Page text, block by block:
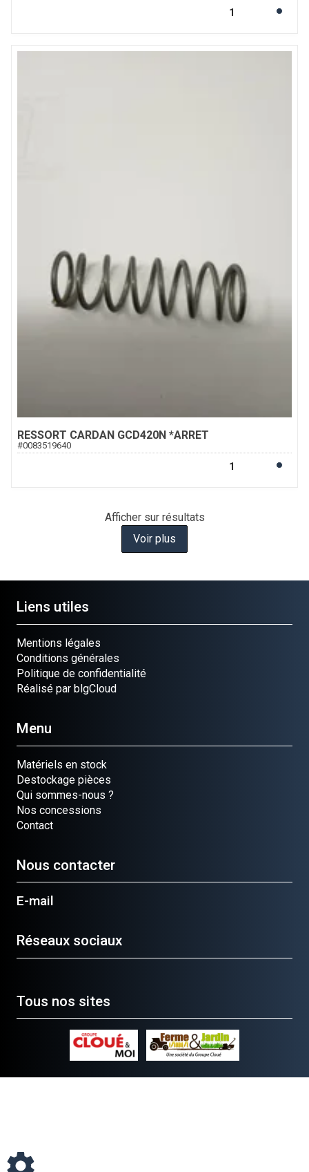
RESSORT CARDAN GCD420N *ARRET
#0083519640
Afficher sur résultats
Voir plus
Liens utiles
Mentions légales
Conditions générales
Politique de confidentialité
Réalisé par blgCloud
Menu
Matériels en stock
Destockage pièces
Qui sommes-nous ?
Nos concessions
Contact
Nous contacter
E-mail
Réseaux sociaux
Tous nos sites